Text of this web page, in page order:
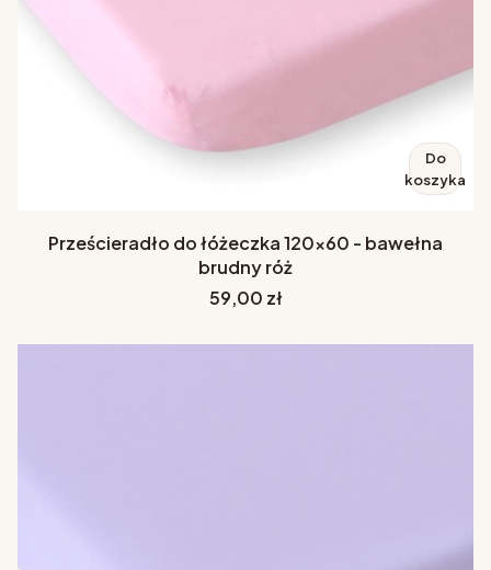
Do
koszyka
Prześcieradło do łóżeczka 120x60 - bawełna
brudny róż
Cena
59,00 zł